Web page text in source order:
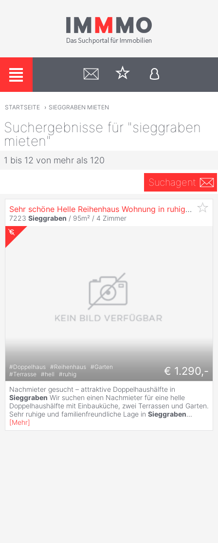
STARTSEITE › SIEGGRABEN MIETEN
Suchergebnisse für "sieggraben
mieten"
1 bis 12 von mehr als 120
Suchagent
Sehr schöne Helle Reihenhaus Wohnung in ruhiger Lage viel Platz für Familien
7223 Sieggraben / 95m² / 4 Zimmer
#Doppelhaus #Reihenhaus #Garten
#Terrasse #hell #ruhig € 1.290,-
Nachmieter gesucht – attraktive Doppelhaushälfte in
Sieggraben Wir suchen einen Nachmieter für eine helle
Doppelhaushälfte mit Einbauküche, zwei Terrassen und Garten.
Sehr ruhige und familienfreundliche Lage in Sieggraben...
[Mehr]